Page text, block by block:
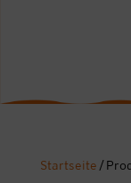
Startseite /